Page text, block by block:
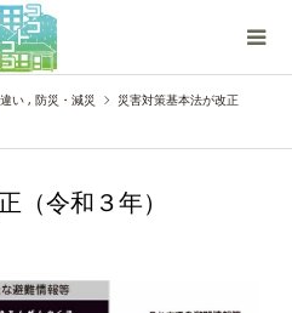
い , 防災・減災
災害対策基本法が改正
（令和３年）